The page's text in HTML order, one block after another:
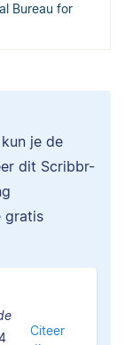
Bureau for
je de
dit Scribbr-
gratis
Citeer